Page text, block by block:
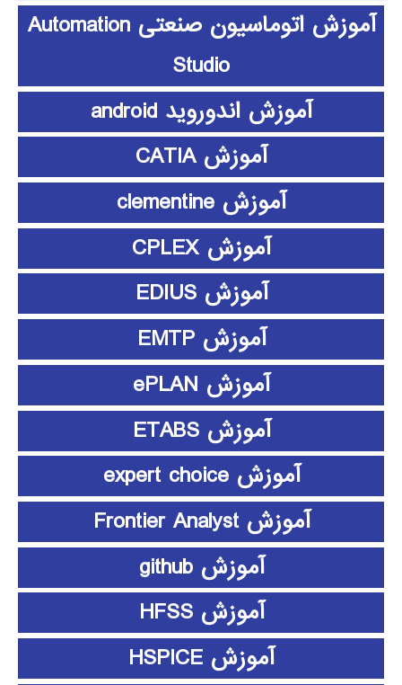
آموزش اتوماسیون صنعتی Automation
Studio
آموزش اندوروید android
آموزش CATIA
آموزش clementine
آموزش CPLEX
آموزش EDIUS
آموزش EMTP
آموزش ePLAN
آموزش ETABS
آموزش expert choice
آموزش Frontier Analyst
آموزش github
آموزش HFSS
آموزش HSPICE